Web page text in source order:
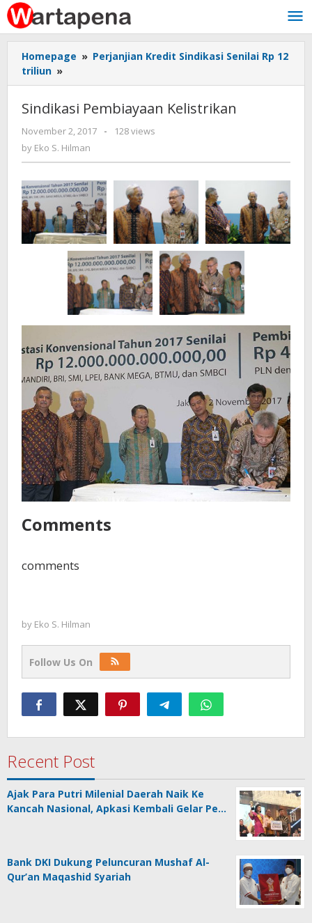
Skip
to
content
Homepage » Perjanjian Kredit Sindikasi Senilai Rp 12
triliun »
Pembiayaan
Kelistrikan
Sindikasi Pembiayaan Kelistrikan
November 2, 2017
by
-
128 views
by Eko S. Hilman
Comments
comments
by Eko S. Hilman
Follow Us On
Recent Post
Ajak Para Putri Milenial Daerah Naik Ke
Kancah Nasional, Apkasi Kembali Gelar Pe…
Bank DKI Dukung Peluncuran Mushaf Al-
Qur’an Maqashid Syariah